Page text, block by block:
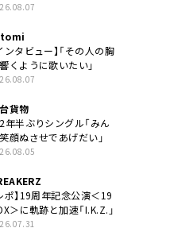
ンタビュー】「その人の胸
くように歌いたい」
貨物
年半ぶりシングル「みん
顔ぬさせであげだい」
ポ】19周年記念公演＜19
＞に軌跡と加速「I.K.Z.」